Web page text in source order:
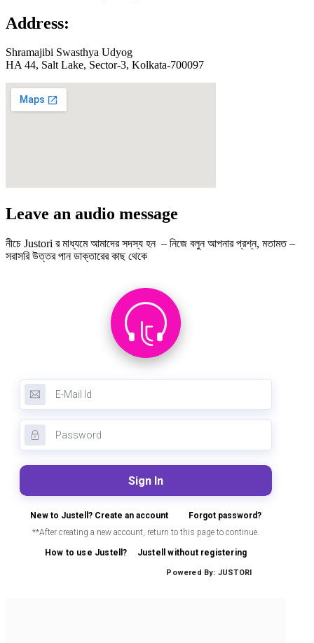
Address:
Shramajibi Swasthya Udyog
HA 44, Salt Lake, Sector-3, Kolkata-700097
Leave an audio message
নীচে Justori র মাধ্যমে আমাদের সদস্য হন – নিজে বলুন আপনার প্রশ্ন, মতামত –
সরাসরি উত্তর পান ডাক্তারের কাছ থেকে